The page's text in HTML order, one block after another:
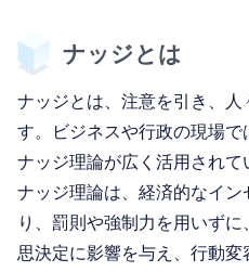
ナッジとは
ナッジとは、注意を引き、
す。ビジネスや行政の現場
ナッジ理論が広く活用されて
ナッジ理論は、経済的なイ
り、罰則や強制力を用いず
思決定に影響を与え、行動